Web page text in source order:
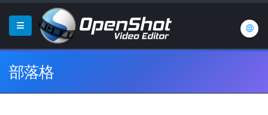
部落格